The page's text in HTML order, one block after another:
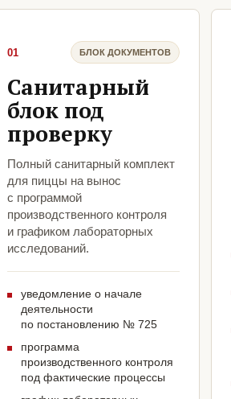
01 БЛОК ДОКУМЕНТОВ
Санитарный
блок под
проверку
Полный санитарный комплект
для пиццы на вынос
с программой
производственного контроля
и графиком лабораторных
исследований.
уведомление о начале
деятельности
по постановлению № 725
программа
производственного контроля
под фактические процессы